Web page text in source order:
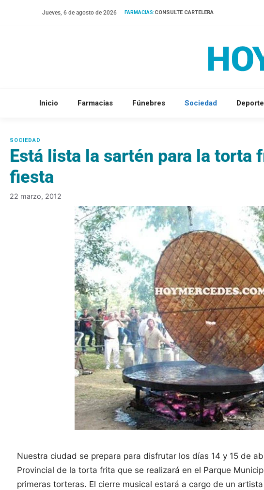
Jueves, 6 de agosto de 2026 FARMACIAS:CONSULTE CARTELERA
Inicio Farmacias Fúnebres Sociedad
Está lista la sartén para la torta
fiesta
22 marzo, 2012
Nuestra ciudad se prepara para disfrutar los días 14 y 15 de
Provincial de la torta frita que se realizará en el Parque
primeras torteras. El cierre musical estará a cargo de un